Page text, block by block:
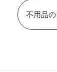
不用品